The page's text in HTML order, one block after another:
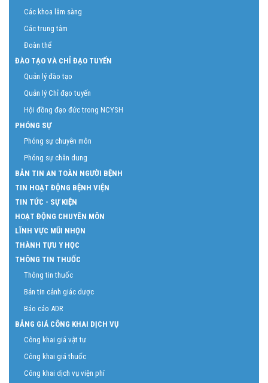
Các khoa lâm sàng
Các trung tâm
Đoàn thể
ĐÀO TẠO VÀ CHỈ ĐẠO TUYẾN
Quản lý đào tạo
Quản lý Chỉ đạo tuyến
Hội đồng đạo đức trong NCYSH
PHÓNG SỰ
Phóng sự chuyên môn
Phóng sự chân dung
BẢN TIN AN TOÀN NGƯỜI BỆNH
TIN HOẠT ĐỘNG BỆNH VIỆN
TIN TỨC - SỰ KIỆN
HOẠT ĐỘNG CHUYÊN MÔN
LĨNH VỰC MŨI NHỌN
THÀNH TỰU Y HỌC
THÔNG TIN THUỐC
Thông tin thuốc
Bản tin cảnh giác dược
Báo cáo ADR
BẢNG GIÁ CÔNG KHAI DỊCH VỤ
Công khai giá vật tư
Công khai giá thuốc
Công khai dịch vụ viện phí